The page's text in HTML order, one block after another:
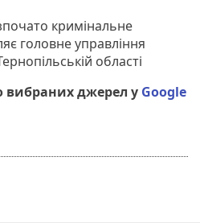
кримінальне
головне управління
області
вибраних джерел у Google